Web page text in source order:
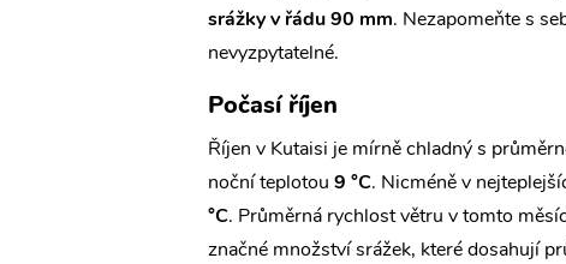
srážky v řádu 90 mm. Nezapomeňte s
nevyzpytatelné.
Počasí říjen
Říjen v Kutaisi je mírně chladný s
noční teplotou 9 °C. Nicméně v
°C. Průměrná rychlost větru v tomto
značné množství srážek, které dosahují